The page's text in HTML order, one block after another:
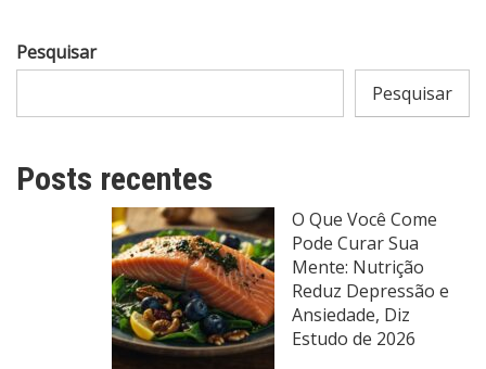
Pesquisar
Pesquisar
Posts recentes
O Que Você Come
Pode Curar Sua
Mente: Nutrição
Reduz Depressão e
Ansiedade, Diz
Estudo de 2026